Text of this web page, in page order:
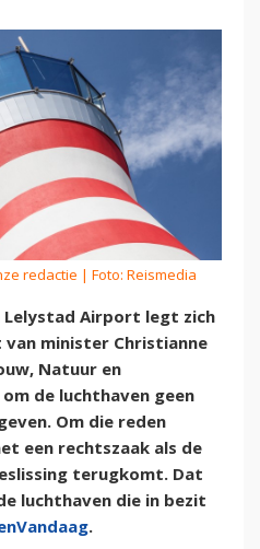
redactie | Foto: Reismedia
Lelystad Airport legt zich
minister Christianne
Natuur en
de luchthaven geen
Om die reden
een rechtszaak als de
terugkomt. Dat
luchthaven die in bezit
.